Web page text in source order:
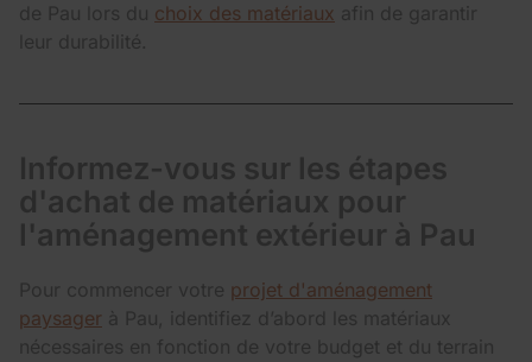
de Pau lors du choix des matériaux afin de garantir
leur durabilité.
Informez-vous sur les étapes
d'achat de matériaux pour
l'aménagement extérieur à Pau
Pour commencer votre projet d'aménagement
paysager à Pau, identifiez d’abord les matériaux
nécessaires en fonction de votre budget et du terrain